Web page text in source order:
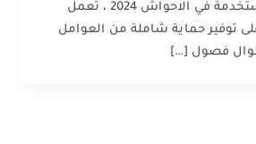
اكثر المظلات المستخدمة في الاحواش 2024 ، تعمل
توفير حماية شاملة من العوامل
طوال فصول […]